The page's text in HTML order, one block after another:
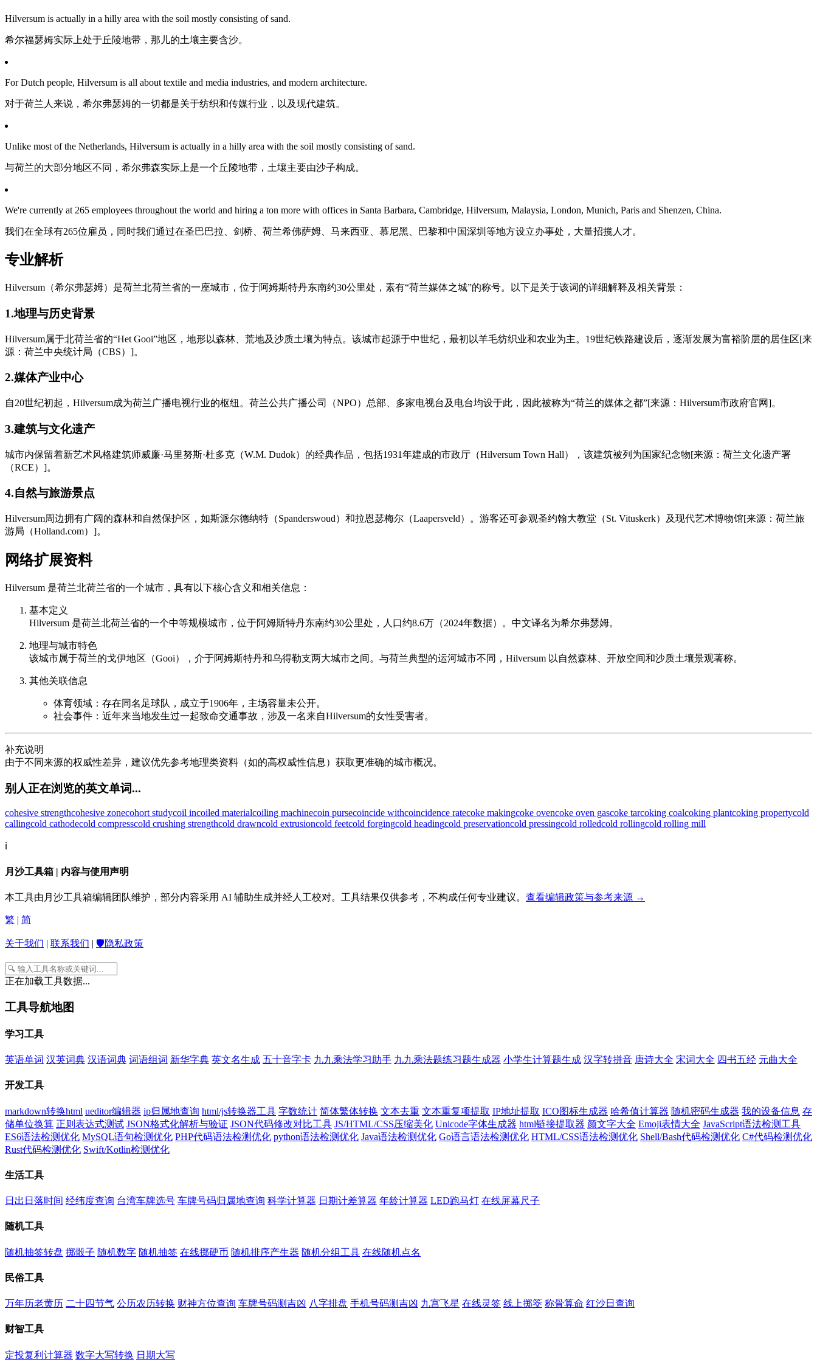
Hilversum is actually in a hilly area with the soil mostly consisting of sand.
希尔福瑟姆实际上处于丘陵地带，那儿的土壤主要含沙。
For Dutch people, Hilversum is all about textile and media industries, and modern architecture.
对于荷兰人来说，希尔弗瑟姆的一切都是关于纺织和传媒行业，以及现代建筑。
Unlike most of the Netherlands, Hilversum is actually in a hilly area with the soil mostly consisting of sand.
与荷兰的大部分地区不同，希尔弗森实际上是一个丘陵地带，土壤主要由沙子构成。
We're currently at 265 employees throughout the world and hiring a ton more with offices in Santa Barbara, Cambridge, Hilversum, Malaysia, London, Munich, Paris and Shenzen, China.
我们在全球有265位雇员，同时我们通过在圣巴巴拉、剑桥、荷兰希佛萨姆、马来西亚、慕尼黑、巴黎和中国深圳等地方设立办事处，大量招揽人才。
专业解析
Hilversum（希尔弗瑟姆）是荷兰北荷兰省的一座城市，位于阿姆斯特丹东南约30公里处，素有“荷兰媒体之城”的称号。以下是关于该词的详细解释及相关背景：
1.地理与历史背景
Hilversum属于北荷兰省的“Het Gooi”地区，地形以森林、荒地及沙质土壤为特点。该城市起源于中世纪，最初以羊毛纺织业和农业为主。19世纪铁路建设后，逐渐发展为富裕阶层的居住区[来
源：荷兰中央统计局（CBS）]。
2.媒体产业中心
自20世纪初起，Hilversum成为荷兰广播电视行业的枢纽。荷兰公共广播公司（NPO）总部、多家电视台及电台均设于此，因此被称为“荷兰的媒体之都”[来源：Hilversum市政府官网]。
3.建筑与文化遗产
城市内保留着新艺术风格建筑师威廉·马里努斯·杜多克（W.M. Dudok）的经典作品，包括1931年建成的市政厅（Hilversum Town Hall），该建筑被列为国家纪念物[来源：荷兰文化遗产署
（RCE）]。
4.自然与旅游景点
Hilversum周边拥有广阔的森林和自然保护区，如斯派尔德纳特（Spanderswoud）和拉恩瑟梅尔（Laapersveld）。游客还可参观圣约翰大教堂（St. Vituskerk）及现代艺术博物馆[来源：荷兰旅
游局（Holland.com）]。
网络扩展资料
Hilversum 是荷兰北荷兰省的一个城市，具有以下核心含义和相关信息：
基本定义
Hilversum 是荷兰北荷兰省的一个中等规模城市，位于阿姆斯特丹东南约30公里处，人口约8.6万（2024年数据）。中文译名为希尔弗瑟姆。
地理与城市特色
该城市属于荷兰的戈伊地区（Gooi），介于阿姆斯特丹和乌得勒支两大城市之间。与荷兰典型的运河城市不同，Hilversum 以自然森林、开放空间和沙质土壤景观著称。
其他关联信息
体育领域：存在同名足球队，成立于1906年，主场容量未公开。
社会事件：近年来当地发生过一起致命交通事故，涉及一名来自Hilversum的女性受害者。
补充说明
由于不同来源的权威性差异，建议优先参考地理类资料（如的高权威性信息）获取更准确的城市概况。
别人正在浏览的英文单词...
cohesive strengthcohesive zonecohort studycoil incoiled materialcoiling machinecoin pursecoincide withcoincidence ratecoke makingcoke ovencoke oven gascoke tarcoking coalcoking plantcoking propertycold
callingcold cathodecold compresscold crushing strengthcold drawncold extrusioncold feetcold forgingcold headingcold preservationcold pressingcold rolledcold rollingcold rolling mill
ℹ️
月沙工具箱 | 内容与使用声明
本工具由月沙工具箱编辑团队维护，部分内容采用 AI 辅助生成并经人工校对。工具结果仅供参考，不构成任何专业建议。 查看编辑政策与参考来源 →
繁 | 简
关于我们 | 联系我们 | 🛡️隐私政策
正在加载工具数据...
工具导航地图
学习工具
英语单词 汉英词典 汉语词典 词语组词 新华字典 英文名生成 五十音字卡 九九乘法学习助手 九九乘法题练习题生成器 小学生计算题生成 汉字转拼音 唐诗大全 宋词大全 四书五经 元曲大全
开发工具
markdown转换html ueditor编辑器 ip归属地查询 html/js转换器工具 字数统计 简体繁体转换 文本去重 文本重复项提取 IP地址提取 ICO图标生成器 哈希值计算器 随机密码生成器 我的设备信息 存
储单位换算 正则表达式测试 JSON格式化解析与验证 JSON代码修改对比工具 JS/HTML/CSS压缩美化 Unicode字体生成器 html链接提取器 颜文字大全 Emoji表情大全 JavaScript语法检测工具
ES6语法检测优化 MySQL语句检测优化 PHP代码语法检测优化 python语法检测优化 Java语法检测优化 Go语言语法检测优化 HTML/CSS语法检测优化 Shell/Bash代码检测优化 C#代码检测优化
Rust代码检测优化 Swift/Kotlin检测优化
生活工具
日出日落时间 经纬度查询 台湾车牌选号 车牌号码归属地查询 科学计算器 日期计差算器 年龄计算器 LED跑马灯 在线屏幕尺子
随机工具
随机抽签转盘 掷骰子 随机数字 随机抽签 在线掷硬币 随机排序产生器 随机分组工具 在线随机点名
民俗工具
万年历老黄历 二十四节气 公历农历转换 财神方位查询 车牌号码测吉凶 八字排盘 手机号码测吉凶 九宫飞星 在线灵签 线上掷筊 称骨算命 红沙日查询
财智工具
定投复利计算器 数字大写转换 日期大写